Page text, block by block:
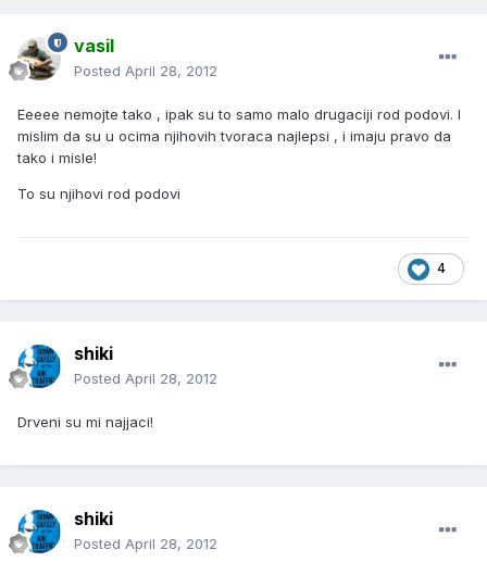
vasil
Posted April 28, 2012
Eeeee nemojte tako , ipak su to samo malo drugaciji rod podovi. I
mislim da su u ocima njihovih tvoraca najlepsi , i imaju pravo da
tako i misle!
To su njihovi rod podovi
4
shiki
Posted April 28, 2012
Drveni su mi najjaci!
shiki
Posted April 28, 2012